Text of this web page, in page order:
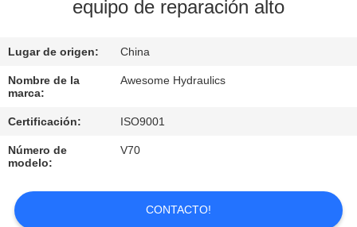
DE
CALIDAD
EN
CONTACTO
CON
equipo de reparación alto
Lugar de origen: China
Nombre de la
marca:
Awesome Hydraulics
Certificación: ISO9001
Número de
modelo:
V70
CONTACTO!